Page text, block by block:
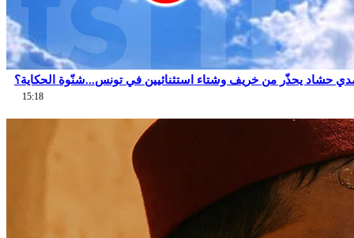
حشاد يحذّر من خريف وشتاء استثنائيين في تونس...شنّوة الحكاية؟
15:18